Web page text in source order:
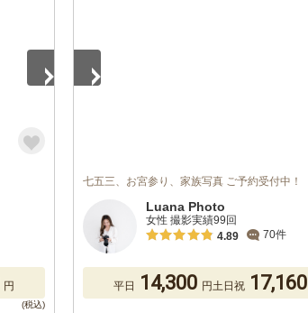
円
七五三、お宮参り、家族写真 ご予約受付中！
Luana Photo
女性 撮影実績99回
4.89
70件
平日 14,300 円土日祝 17,160